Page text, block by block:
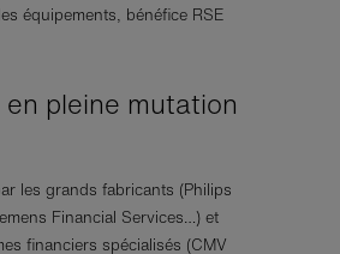
équipements, bénéfice RSE
pleine mutation
les grands fabricants (Philips
Financial Services…) et
financiers spécialisés (CMV